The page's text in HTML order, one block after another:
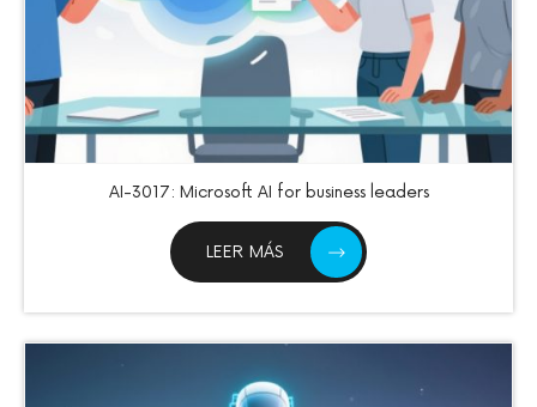
AI-3017: Microsoft AI for business leaders
LEER MÁS